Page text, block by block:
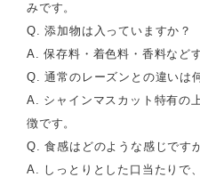
みです。
Q. 添加物は入っていますか？
A. 保存料・着色料・香料など
Q. 通常のレーズンとの違いは
A. シャインマスカット特有の
徴です。
Q. 食感はどのような感じです
A. しっとりとした口当たりで